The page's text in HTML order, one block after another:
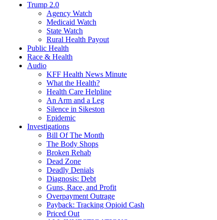
Trump 2.0
Agency Watch
Medicaid Watch
State Watch
Rural Health Payout
Public Health
Race & Health
Audio
KFF Health News Minute
What the Health?
Health Care Helpline
An Arm and a Leg
Silence in Sikeston
Epidemic
Investigations
Bill Of The Month
The Body Shops
Broken Rehab
Dead Zone
Deadly Denials
Diagnosis: Debt
Guns, Race, and Profit
Overpayment Outrage
Payback: Tracking Opioid Cash
Priced Out